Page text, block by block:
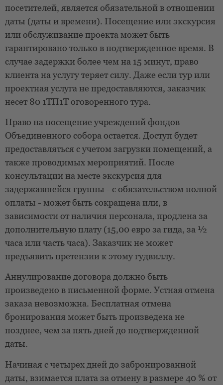
посетителей, является обязательной в отношении
даты (даты и времени). Посещение или экскурсия
или обслуживание проекта может быть
гарантировано только в подтвержденное время. В
случае задержки более чем на 15 минут, право
клиента на услугу теряет силу. Даже если тур или
проектная услуга не предоставляются, заказчик
несет 80 1ТП1Т оговоренного тура.
Право на посещение учреждений фондов
Объединенного собора остается. Доступ будет
предоставляться с учетом загрузки помещений, а
также проводимых мероприятий. После
консультации на месте экскурсия для
задержавшейся группы - с обязательством полной
оплаты - может быть сокращена или, в
зависимости от наличия персонала, продлена за
дополнительную плату (15,00 евро за гида, за ½
часа или часть часа). Заказчик не может
предъявить претензии к этому гудвиллу.
Аннулирование договора должно быть
произведено в письменной форме. Устная отмена
заказа невозможна. Бесплатная отмена
бронирования может быть произведена не
позднее, чем за пять дней до подтвержденной
даты.
Начиная с четырех дней до забронированной
даты, взимается плата за отмену в размере 40 % от